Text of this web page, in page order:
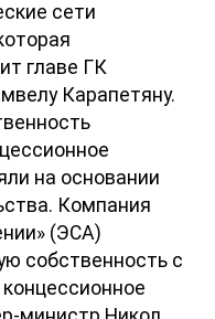
сети
главе ГК
Карапетяну.
на основании
Компания
(ЭСА)
собственность с